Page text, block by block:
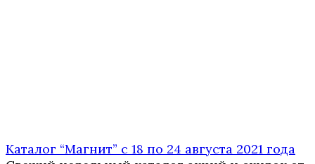
Каталог “Магнит” с 18 по 24 августа 2021 года